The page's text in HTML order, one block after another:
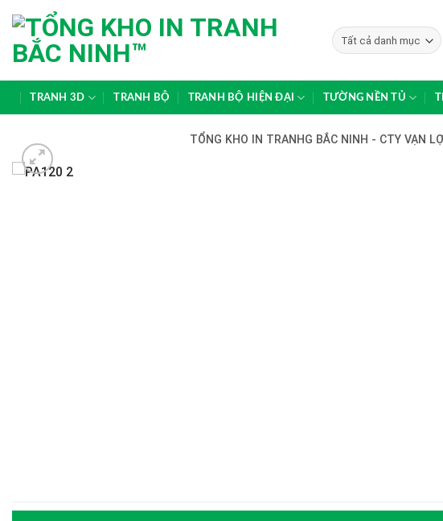
to
content
TRANH 3D TRANH BỘ TRANH BỘ HIỆN ĐẠI TƯỜNG NỀN TỦ
TỔNG KHO IN TRANHG BẮC NINH - CTY VẠN